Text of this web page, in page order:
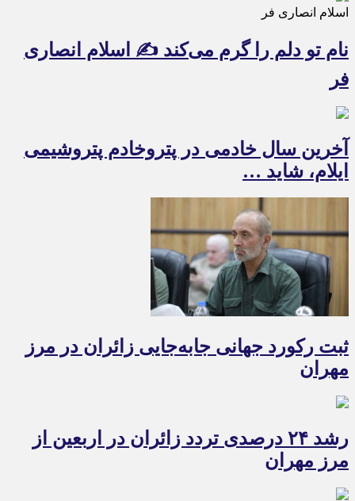
اسلام انصاری فر
نام تو دلم را گرم می‌کند ✍️ اسلام انصاری
فر
آخرین سال خادمی در پتروخادم پتروشیمی
ایلام، شاید …
ثبت رکورد جهانی جابه‌جایی زائران در مرز
مهران
رشد ۲۴ درصدی تردد زائران در اربعین از
مرز مهران